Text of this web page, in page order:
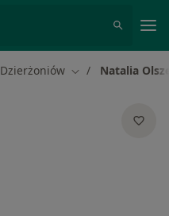
Dzierżoniów Zmień miasto
Natalia